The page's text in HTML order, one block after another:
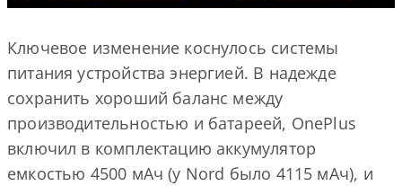
Ключевое изменение коснулось системы
питания устройства энергией. В надежде
сохранить хороший баланс между
производительностью и батареей, OnePlus
включил в комплектацию аккумулятор
емкостью 4500 мАч (у Nord было 4115 мАч), и